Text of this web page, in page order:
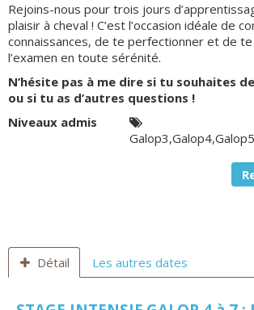
Rejoins-nous pour trois jours
plaisir à cheval ! C’est l’occasion idéale de
connaissances, de te perfectionner et de
l’examen en toute sérénité.
N’hésite pas à me dire si tu souhaites
ou si tu as d’autres questions !
Niveaux admis
Détail Les autres dates